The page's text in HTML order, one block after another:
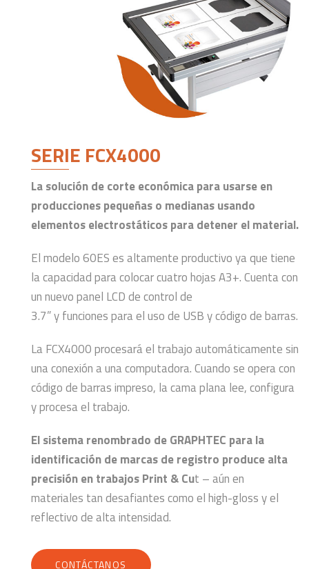
SERIE FCX4000
La solución de corte económica para usarse en
producciones pequeñas o medianas usando
elementos electrostáticos para detener el material.
El modelo 60ES es altamente productivo ya que tiene
la capacidad para colocar cuatro hojas A3+. Cuenta con
un nuevo panel LCD de control de
3.7” y funciones para el uso de USB y código de barras.
La FCX4000 procesará el trabajo automáticamente sin
una conexión a una computadora. Cuando se opera con
código de barras impreso, la cama plana lee, configura
y procesa el trabajo.
El sistema renombrado de GRAPHTEC para la
identificación de marcas de registro produce alta
precisión en trabajos Print & Cut – aún en
materiales tan desafiantes como el high-gloss y el
reflectivo de alta intensidad.
CONTÁCTANOS